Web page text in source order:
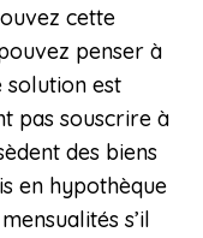
cette
penser à
est
pas souscrire à
des biens
en hypothèque
s’il